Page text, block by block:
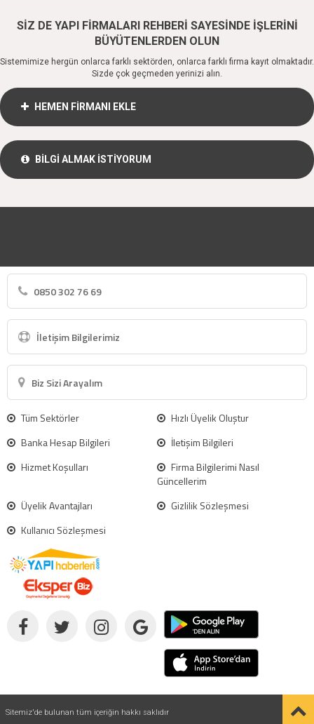
SİZ DE YAPI FİRMALARI REHBERİ SAYESİNDE İŞLERİNİ
BÜYÜTENLERDEN OLUN
Sistemimize hergün onlarca farklı sektörden, onlarca farklı firma kayıt olmaktadır.
Sizde çok geçmeden yerinizi alın.
HEMEN FİRMANI EKLE
BİLGİ ALMAK İSTİYORUM
0850 302 76 69
İletişim Bilgilerimiz
Biz Sizi Arayalım
Tüm Sektörler
Hızlı Üyelik Oluştur
Banka Hesap Bilgileri
İletişim Bilgileri
Hizmet Koşulları
Firma Bilgilerimi Nasıl
Güncellerim
Üyelik Avantajları
Gizlilik Sözleşmesi
Kullanıcı Sözleşmesi
Sitemiz'de bulunan tüm içeriğin hakkı saklıdır